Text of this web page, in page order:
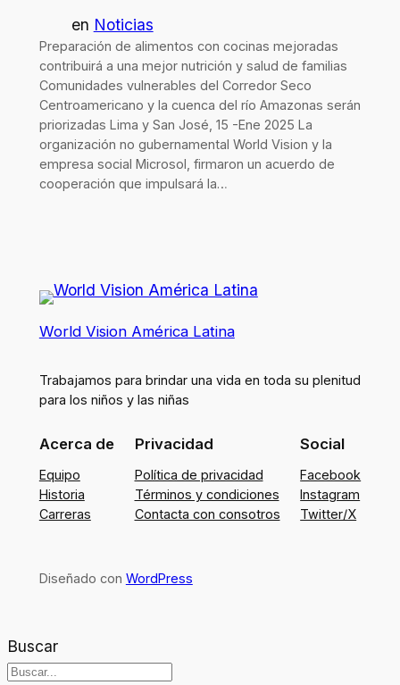
en Noticias
Preparación de alimentos con cocinas mejoradas
contribuirá a una mejor nutrición y salud de familias
Comunidades vulnerables del Corredor Seco
Centroamericano y la cuenca del río Amazonas serán
priorizadas Lima y San José, 15 -Ene 2025 La
organización no gubernamental World Vision y la
empresa social Microsol, firmaron un acuerdo de
cooperación que impulsará la…
World Vision América Latina
Trabajamos para brindar una vida en toda su plenitud
para los niños y las niñas
Acerca de
Equipo
Historia
Carreras
Privacidad
Política de privacidad
Términos y condiciones
Contacta con consotros
Social
Facebook
Instagram
Twitter/X
Diseñado con WordPress
Buscar